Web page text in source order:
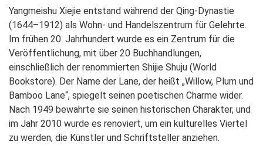
Yangmeishu Xiejie entstand während der Qing-Dynastie
(1644–1912) als Wohn- und Handelszentrum für Gelehrte.
Im frühen 20. Jahrhundert wurde es ein Zentrum für die
Veröffentlichung, mit über 20 Buchhandlungen,
einschließlich der renommierten Shijie Shuju (World
Bookstore). Der Name der Lane, der heißt „Willow, Plum und
Bamboo Lane“, spiegelt seinen poetischen Charme wider.
Nach 1949 bewahrte sie seinen historischen Charakter, und
im Jahr 2010 wurde es renoviert, um ein kulturelles Viertel
zu werden, die Künstler und Schriftsteller anziehen.